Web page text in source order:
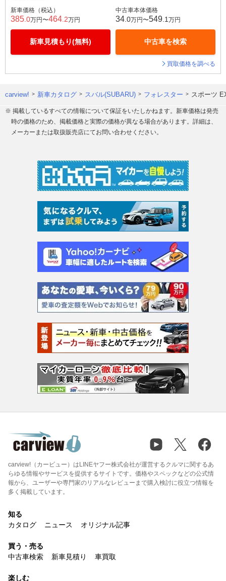
新車価格（税込）
385 .0万円〜464 .2万円
新車見積もり(無料)
中古車本体価格
34 .0万円〜549 .1 万円
中古車を検索
買取価格を調べる
carview! 新車カタログ スバル(SUBARU) フォレスター スポーツ
※ 掲載しているすべての情報について保証をいたしかねます。新車価格は発売
時の価格のため、掲載価格と実際の価格が異なる場合があります。詳細は、
メーカーまたは取扱販売店にてお問い合わせください。
carview!（カービュー）はLINEヤフー株式会社が運営するクルマに関するあ
らゆる情報やサービスを提供するサイトです。価格やスペックなどの公式情
報から、ユーザーや専門家のリアルなレビューまで購入検討に役立つ情報を
多く掲載しています。
知る
カタログ
ニュース オリジナル記事
買う・売る
中古車検索
新車見積り 車買取
楽しむ